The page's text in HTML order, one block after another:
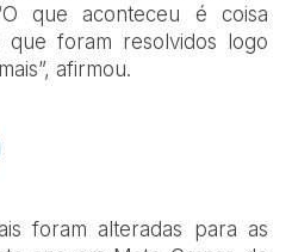
que aconteceu é coisa
que foram resolvidos logo
afirmou.
foram alteradas para as